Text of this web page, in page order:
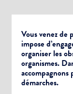
Vous venez
impose
organiser les
organismes.
accompagnons
démarches.